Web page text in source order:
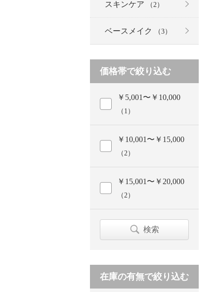
スキンケア （2）
ベースメイク （3）
価格帯で絞り込む
￥5,001〜￥10,000
（1）
￥10,001〜￥15,000
（2）
￥15,001〜￥20,000
（2）
検索
在庫の有無で絞り込む